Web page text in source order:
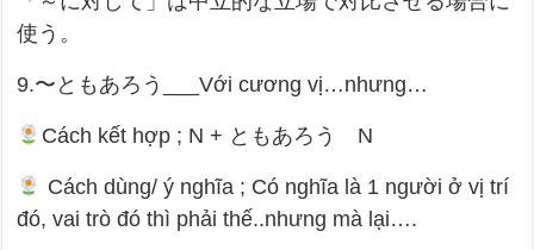
使う。
9.〜ともあろう___Với cương vị…nhưng…
Cách kết hợp ; N + ともあろう N
Cách dùng/ ý nghĩa ; Có nghĩa là 1 người ở vị trí
đó, vai trò đó thì phải thế..nhưng mà lại….